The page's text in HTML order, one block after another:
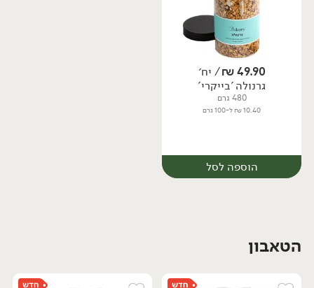
יח׳
49.90
₪/ יח׳
גרנולה 'בייקרי'
480 גרם
10.40 ₪ ל-100 גרם
הוספה לסל
הטאבון